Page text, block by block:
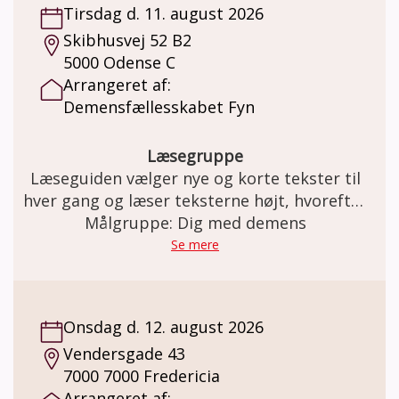
vigtige årstal, begivenheder, fødselsdage,
ens musiksmag, yndlingsret og meget mere.
Livsplakaten giver dig mulighed for at
fortælle ”Hvem er jeg?”. Fortællinger om
sider af dig selv og hvem du er som person.
Plakaten laver du sammen med Hans-Jørgen
igennem ca. 3 fortrolige samtaler af en
times varighed, det alene eller sammen med
en pårørende. Pris: Plakaten er gratis. En
ramme til plakaten koster kr. 100,-
Tirsdag d. 11. august 2026
Skibhusvej 52 B2
5000 Odense C
Arrangeret af:
Demensfællesskabet Fyn
Læsegruppe
Læseguiden vælger nye og korte tekster til
hver gang og læser teksterne højt, hvorefter
der lægges op til en snak.
Målgruppe: Dig med demens
Se mere
Onsdag d. 12. august 2026
Vendersgade 43
7000 7000 Fredericia